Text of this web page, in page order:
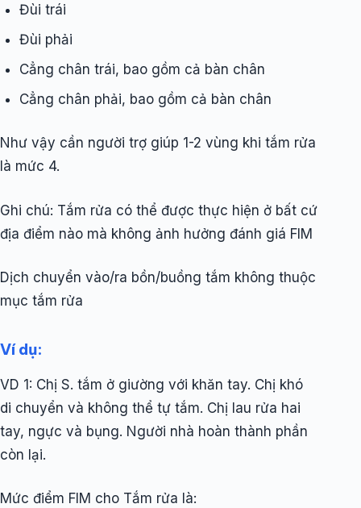
Đùi trái
Đùi phải
Cẳng chân trái, bao gồm cả bàn chân
Cẳng chân phải, bao gồm cả bàn chân
Như vậy cần người trợ giúp 1-2 vùng khi tắm rửa
là mức 4.
Ghi chú: Tắm rửa có thể được thực hiện ở bất cứ
địa điểm nào mà không ảnh hưởng đánh giá FIM
Dịch chuyển vào/ra bồn/buồng tắm không thuộc
mục tắm rửa
Ví dụ:
VD 1: Chị S. tắm ở giường với khăn tay. Chị khó
di chuyển và không thể tự tắm. Chị lau rửa hai
tay, ngực và bụng. Người nhà hoàn thành phần
còn lại.
Mức điểm FIM cho Tắm rửa là: